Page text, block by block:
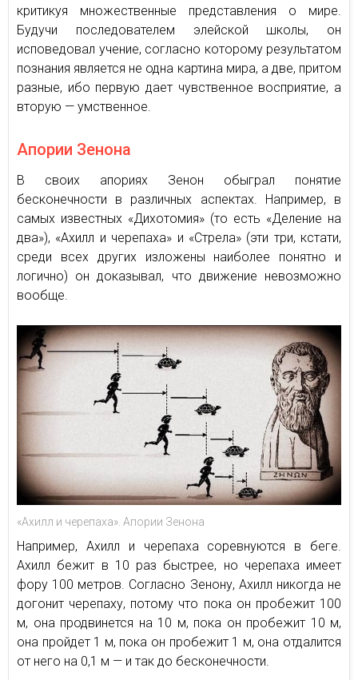
критикуя множественные представления о мире.
Будучи последователем элейской школы, он
исповедовал учение, согласно которому результатом
познания является не одна картина мира, а две, притом
разные, ибо первую дает чувственное восприятие, а
вторую — умственное.
Апории Зенона
В своих апориях Зенон обыграл понятие
бесконечности в различных аспектах. Например, в
самых известных «Дихотомия» (то есть «Деление на
два»), «Ахилл и черепаха» и «Стрела» (эти три, кстати,
среди всех других изложены наиболее понятно и
логично) он доказывал, что движение невозможно
вообще.
«Ахилл и черепаха». Апории Зенона
Например, Ахилл и черепаха соревнуются в беге.
Ахилл бежит в 10 раз быстрее, но черепаха имеет
фору 100 метров. Согласно Зенону, Ахилл никогда не
догонит черепаху, потому что пока он пробежит 100
м, она продвинется на 10 м, пока он пробежит 10 м,
она пройдет 1 м, пока он пробежит 1 м, она отдалится
от него на 0,1 м — и так до бесконечности.